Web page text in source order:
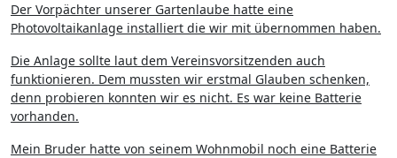
Der Vorpächter unserer Gartenlaube hatte eine
Photovoltaikanlage installiert die wir mit übernommen haben.
Die Anlage sollte laut dem Vereinsvorsitzenden auch
funktionieren. Dem mussten wir erstmal Glauben schenken,
denn probieren konnten wir es nicht. Es war keine Batterie
vorhanden.
Mein Bruder hatte von seinem Wohnmobil noch eine Batterie